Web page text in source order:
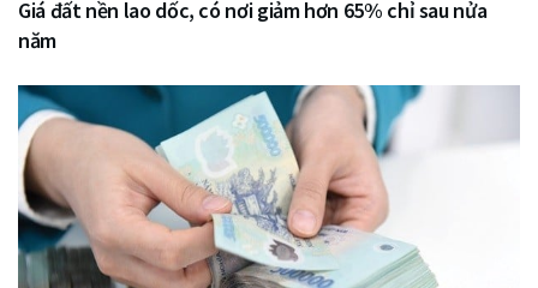
Giá đất nền lao dốc, có nơi giảm hơn 65% chỉ sau nửa
năm